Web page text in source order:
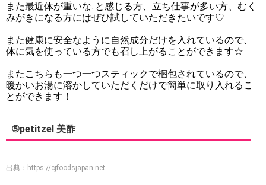
また最近体が重いな..と感じる方、立ち仕事が多い方、むく
みがきになる方にはぜひ試していただきたいです♡
また健康に安全なように自然成分だけを入れているので、
体に気を使っている方でも召し上がることができます☆
またこちらも一つ一つスティックで梱包されているので、
暖かいお湯に溶かしていただくだけで簡単に取り入れるこ
とができます！
⑤petitzel 美酢
出典： https://cjfoodsjapan.net